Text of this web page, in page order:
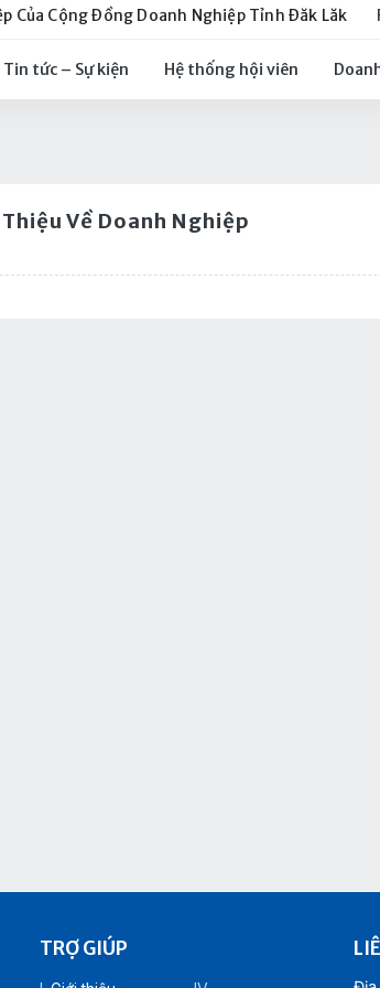
Của Cộng Đồng Doanh Nghiệp Tỉnh Đăk Lăk
Tin tức – Sự kiện Hệ thống hội viên
Về Doanh Nghiệp
TRỢ GIÚP